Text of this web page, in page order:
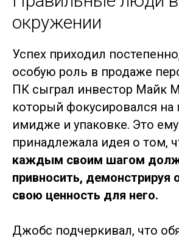
окружении
Успех приходил
особую роль в продаже
ПК сыграл инвестор Майк
который фокусировался на
имидже и упаковке. Это ему
принадлежала идея о том,
каждым своим шагом
привносить, демонстрируя
свою ценность для него.
Джобс подчеркивал, что